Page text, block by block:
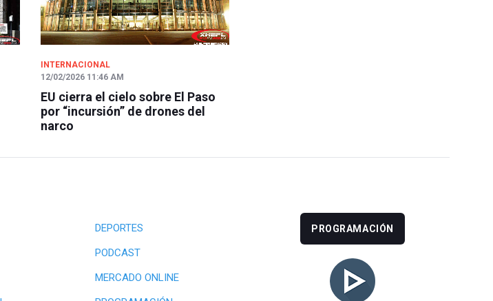
INTERNACIONAL
12/02/2026 11:46 AM
EU cierra el cielo sobre El Paso
por “incursión” de drones del
narco
DEPORTES
PODCAST
MERCADO ONLINE
PROGRAMACIÓN